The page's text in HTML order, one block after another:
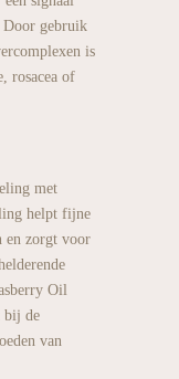
Door gebruik
is
rosacea of
met
helpt fijne
en zorgt voor
Oil
bij de
van